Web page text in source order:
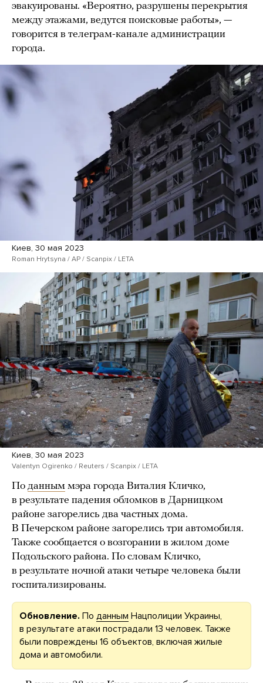
эвакуированы. «Вероятно, разрушены перекрытия
между этажами, ведутся поисковые работы», —
говорится в телеграм-канале администрации
города.
Киев, 30 мая 2023
Roman Hrytsyna / AP / Scanpix / LETA
Киев, 30 мая 2023
Valentyn Ogirenko / Reuters / Scanpix / LETA
По данным мэра города Виталия Кличко,
в результате падения обломков в Дарницком
районе загорелись два частных дома.
В Печерском районе загорелись три автомобиля.
Также сообщается о возгорании в жилом доме
Подольского района. По словам Кличко,
в результате ночной атаки четыре человека были
госпитализированы.
Обновление. По данным Нацполиции Украины,
в результате атаки пострадали 13 человек. Также
были повреждены 16 объектов, включая жилые
дома и автомобили.